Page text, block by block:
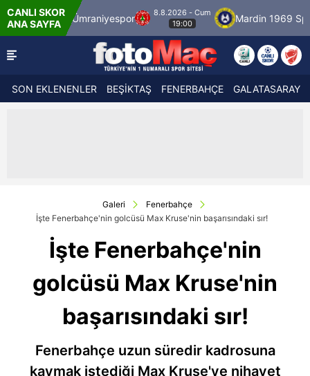
CANLI SKOR
ANA SAYFA
Ümraniyespor
8.8.2026 - Cum
19:00
Mardin 1969 Spor
SON EKLENENLER BEŞİKTAŞ FENERBAHÇE GALATASARAY
Galeri
Fenerbahçe
İşte Fenerbahçe'nin golcüsü Max Kruse'nin başarısındaki sır!
İşte Fenerbahçe'nin
golcüsü Max Kruse'nin
başarısındaki sır!
Fenerbahçe uzun süredir kadrosuna
kaymak istediği Max Kruse'ye nihayet